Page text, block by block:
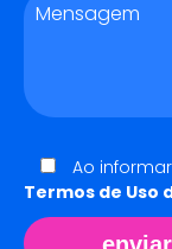
Ao
Termos de Uso